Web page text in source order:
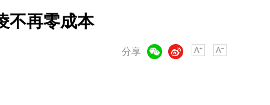
不再零成本
分享
微博